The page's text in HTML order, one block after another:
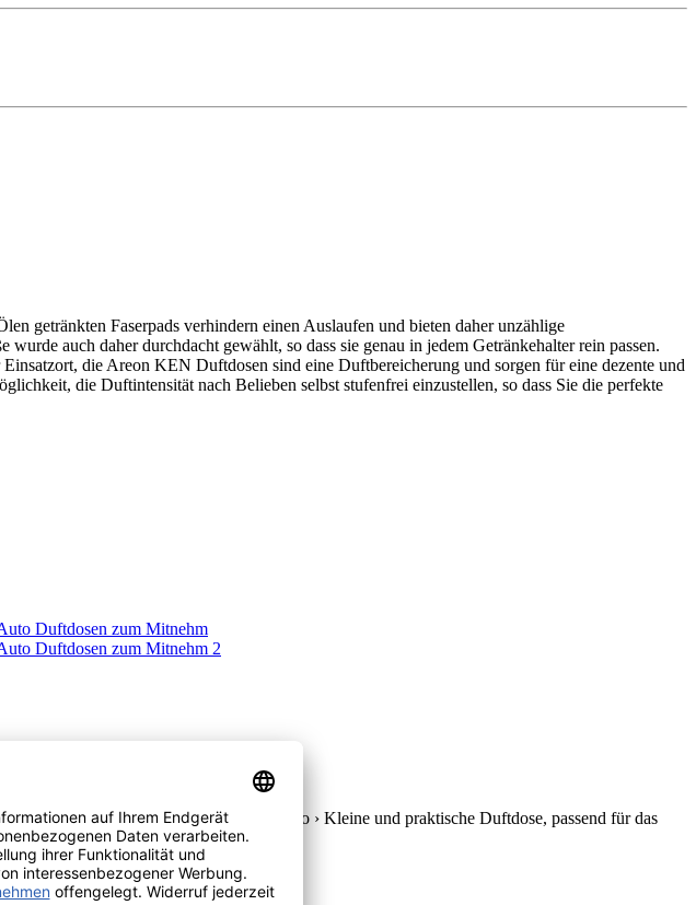
getränkten Faserpads verhindern einen Auslaufen und bieten daher unzählige
auch daher durchdacht gewählt, so dass sie genau in jedem Getränkehalter rein passen.
die Areon KEN Duftdosen sind eine Duftbereicherung und sorgen für eine dezente und
die Duftintensität nach Belieben selbst stufenfrei einzustellen, so dass Sie die perfekte
unangenehme Gerüche im Auto › Kleine und praktische Duftdose, passend für das
Büro › Passende Farben in jeder...